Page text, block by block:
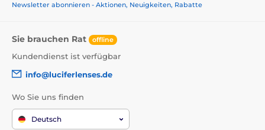
Newsletter abonnieren - Aktionen, Neuigkeiten, Rabatte
Sie brauchen Rat offline
Kundendienst ist verfügbar
info@luciferlenses.de
Wo Sie uns finden
Deutsch